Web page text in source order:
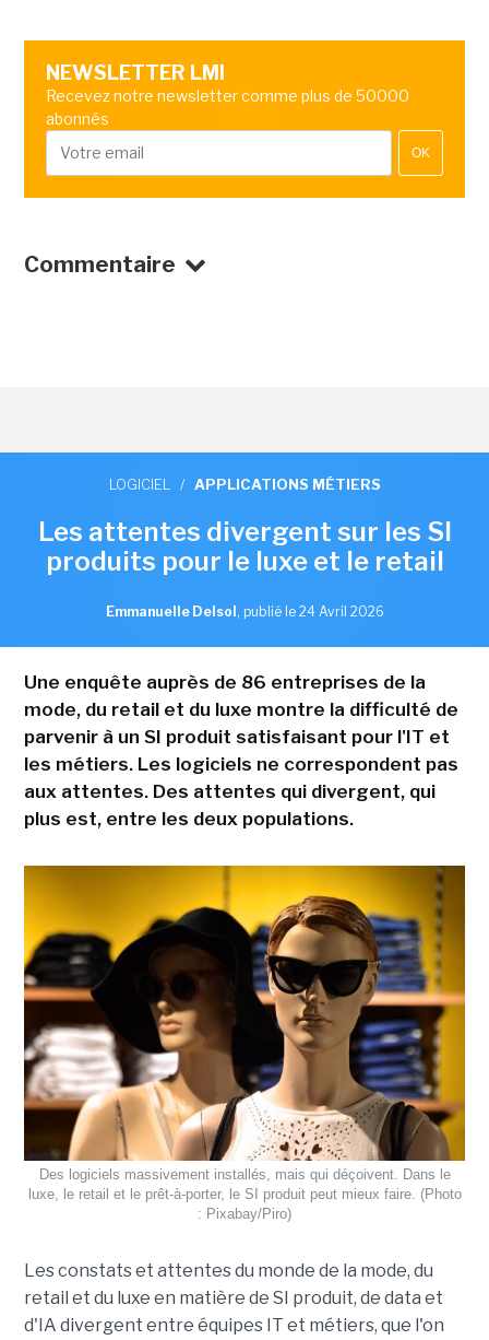
NEWSLETTER LMI
Recevez notre newsletter comme plus de 50000
abonnés
OK
Commentaire
LOGICIEL / APPLICATIONS MÉTIERS
Les attentes divergent sur les SI
produits pour le luxe et le retail
Emmanuelle Delsol , publié le 24 Avril 2026
Une enquête auprès de 86 entreprises de la
mode, du retail et du luxe montre la difficulté de
parvenir à un SI produit satisfaisant pour l'IT et
les métiers. Les logiciels ne correspondent pas
aux attentes. Des attentes qui divergent, qui
plus est, entre les deux populations.
Des logiciels massivement installés, mais qui déçoivent. Dans le
luxe, le retail et le prêt-à-porter, le SI produit peut mieux faire. (Photo
: Pixabay/Piro)
Les constats et attentes du monde de la mode, du
retail et du luxe en matière de SI produit, de data et
d'IA divergent entre équipes IT et métiers, que l'on